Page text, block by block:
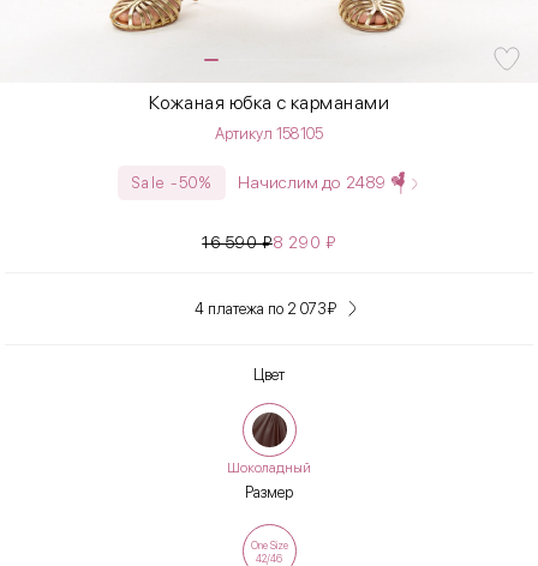
Кожаная юбка с карманами
Артикул 158105
Sale -50% Начислим до 2489
16 590₽8 290₽
4 платежа по 2 073₽
Цвет
Шоколадный
Размер
One Size
42/46